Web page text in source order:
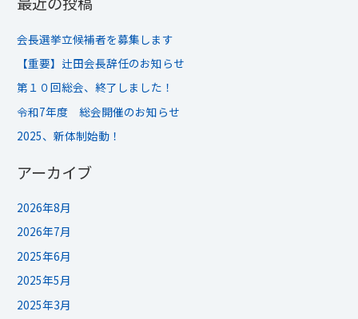
対
:
会長選挙立候補者を募集します
【重要】辻田会長辞任のお知らせ
第１０回総会、終了しました！
令和7年度 総会開催のお知らせ
2025、新体制始動！
アーカイブ
2026年8月
2026年7月
2025年6月
2025年5月
2025年3月